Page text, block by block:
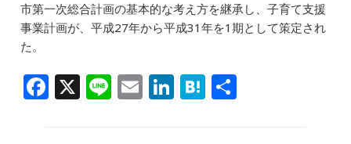
市第一次総合計画の基本的な考え方を継承し、子育て支援
事業計画が、平成27年から平成31年を1期として策定され
た。
F X Li E Li H